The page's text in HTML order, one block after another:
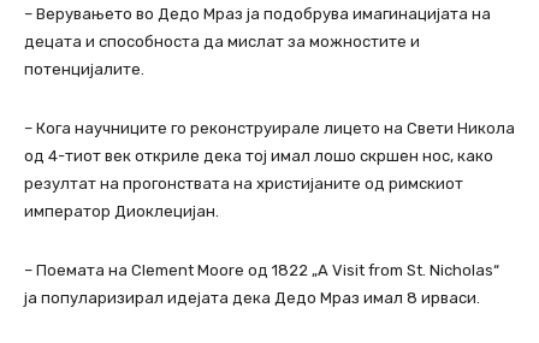
– Верувањето во Дедо Мраз ја подобрува имагинацијата на
децата и способноста да мислат за можностите и
потенцијалите.
– Кога научниците го реконструирале лицето на Свети Никола
од 4-тиот век откриле дека тој имал лошо скршен нос, како
резултат на прогонствата на христијаните од римскиот
император Диоклецијан.
– Поемата на Clement Moore од 1822 „A Visit from St. Nicholas“
ја популаризирал идејата дека Дедо Мраз имал 8 ирваси.